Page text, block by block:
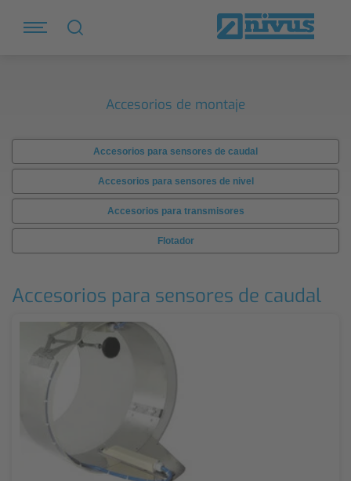
Accesorios de montaje
Accesorios para sensores de caudal
Accesorios para sensores de nivel
Accesorios para transmisores
Flotador
Accesorios para sensores de caudal